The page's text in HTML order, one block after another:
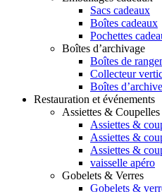
Sacs cadeaux
Boîtes cadeaux
Pochettes
Boîtes d’archivage
Boîtes de
Collecteur
Boîtes
Restauration et événements
Assiettes & Coupelles
Assiettes &
Assiettes &
Assiettes &
vaisselle apéro
Gobelets & Verres
Gobelets &